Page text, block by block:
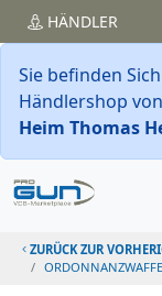
HÄNDLER
Sie befinden
Händlershop von
Heim Thomas
ZURÜCK ZUR